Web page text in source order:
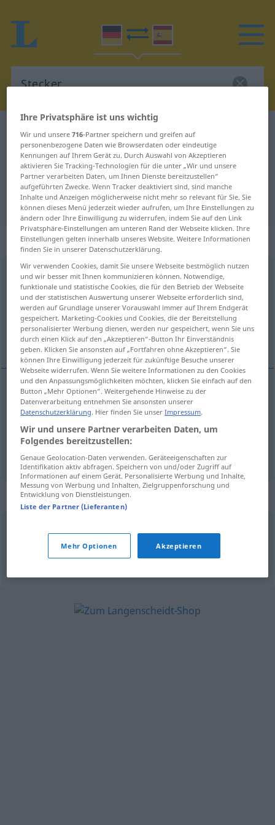
Deutsch-Spanisch Wörterbuch Stecker
Deutsch-Spanisch Übersetzung für
"Stecker"
"Stecker" Spanisch Übersetzung
„Stecker“: Maskulinum
Steckerm <Steckers;Stecker>
Übersicht aller Übersetzungen
(Für mehr Details die Übersetzung anklicken/antippen)
enchufe, clavija
enchufem Stecker ELEK
clavijaf Stecker ELEK
Synonyme für "Stecker"
Anschluss,Steckkontakt
Ihre Privatsphäre ist uns wichtig
Wir und unsere716-Partner speichern und greifen auf
personenbezogene Daten wie Browserdaten oder eindeutige
Kennungen auf Ihrem Gerät zu. Durch Auswahl von Akzeptieren
aktivieren Sie Tracking-Technologien für die unter „Wir und unsere
Partner verarbeiten Daten, um Ihnen Dienste bereitzustellen“
aufgeführten Zwecke. Wenn Tracker deaktiviert sind, sind manche
Inhalte und Anzeigen möglicherweise nicht mehr so relevant für Sie. Sie
können dieses Menü jederzeit wieder aufrufen, um Ihre Einstellungen zu
ändern oder Ihre Einwilligung zu widerrufen, indem Sie auf den Link
Privatsphäre-Einstellungen am unteren Rand der Webseite klicken. Ihre
Einstellungen gelten innerhalb unseres Website. Weitere Informationen
finden Sie in unserer Datenschutzerklärung.
Wir verwenden Cookies, damit Sie unsere Webseite bestmöglich nutzen
und wir besser mit Ihnen kommunizieren können. Notwendige,
funktionale und statistische Cookies, die für den Betrieb der Webseite
und der statistischen Auswertung unserer Webseite erforderlich sind,
werden auf Grundlage unserer Vorauswahl immer auf Ihrem Endgerät
gespeichert. Marketing-Cookies und Cookies, die der Bereitstellung
personalisierter Werbung dienen, werden nur gespeichert, wenn Sie uns
durch einen Klick auf den „Akzeptieren“-Button Ihr Einverständnis
geben. Klicken Sie ansonsten auf „Fortfahren ohne Akzeptieren“. Sie
können Ihre Einwilligung jederzeit für zukünftige Besuche unserer
Webseite widerrufen. Wenn Sie weitere Informationen zu den Cookies
und den Anpassungsmöglichkeiten möchten, klicken Sie einfach auf den
Button „Mehr Optionen“. Weitergehende Hinweise zu der
Datenverarbeitung entnehmen Sie ansonsten unserer
Datenschutzerklärung. Hier finden Sie unserImpressum.
Wir und unsere Partner verarbeiten Daten, um
Folgendes bereitzustellen:
Genaue Geolocation-Daten verwenden. Geräteeigenschaften zur
Identifikation aktiv abfragen. Speichern von und/oder Zugriff auf
Informationen auf einem Gerät. Personalisierte Werbung und Inhalte,
Messung von Werbung und Inhalten, Zielgruppenforschung und
Entwicklung von Dienstleistungen.
Liste der Partner (Lieferanten)
Mehr Optionen Akzeptieren